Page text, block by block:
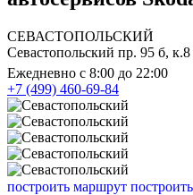
СЕВАСТОПОЛЬСКИЙ
Севастопольский пр. 95 б, к.8
Ежедневно с 8:00 до 22:00
+7 (499) 460-69-84
построить маршрут